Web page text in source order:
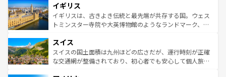
いる。シャンパンの発祥地であるランス、プロヴァンスの
香り高いラベンダー畑など、多彩な楽しみ方が可能だ。さ
らに、パリ以外の地域にも魅力が溢れており、どの街角に
れる地方に足を運ぶとそれぞれで全く異なる文化を体験で
きるだろう。 なお、新着のフランス情報はコンテンツ一覧
を参照してほしい。
顔を持つこの国は、どこを歩いても飽きることがない。ベ
ルリンの文化的活気、バイエルン州のアルプスの絶景、そ
してライン川沿いのワイン畑といった風景は必見。ビール
は、お酒好きな人にはぜひ体験してほしい。 なお、新着の
ドイツ情報はコンテンツ一覧を参照してほしい。
イギリス
イギリスは、古きよき伝統と最先端が共存する国。ウェス
トミンスター寺院や大英博物館のようなランドマーク、歴
リアごとに異なる魅力がある。また、優雅なアフタヌーン
ティー、ビール好きにはたまらない英国パブ、サッカー観
戦など、本場だからこそできる体験も豊富。イギリスを旅
スイス
スイスの国土面積は九州ほどの広さだが、運行時刻が正確
な交通網が整備されており、初心者でも安心して個人旅行